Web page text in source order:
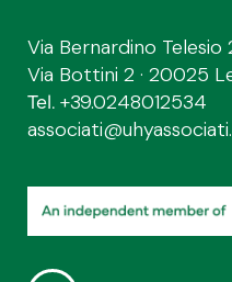
Via Bernardino Telesio
Via Bottini 2 · 20025
Tel. +39.0248012534